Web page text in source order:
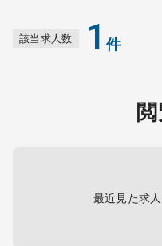
該当求人数 1 件
最近見た求